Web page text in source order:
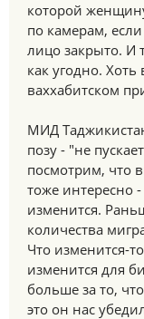
которой
по камерам,
лицо закрыто. И
как угодно.
ваххабитском
МИД
позу - "не
посмотрим, что
тоже интересно
изменится.
количества
Что изменится-
изменится для
больше за то,
это он нас